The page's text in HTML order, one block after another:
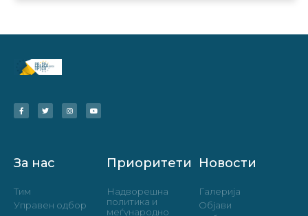
За нас
Тим
Управен одбор
Приоритети
Надворешна
политика и
меѓународно
Новости
Галерија
Објави